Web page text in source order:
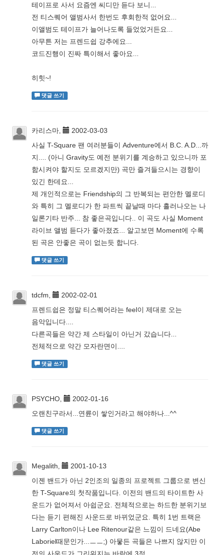
테이프로 사서 요즘엔 씨디만 듣다 보니...
전 티스퀘어 앨범사서 한번도 후회한적 없어요...
이앨범도 테이프가 늘어나도록 들었었거든요...
아무튼 저는 프렌드쉽 강추에요...
코드진행이 진짜 특이해서 좋아요...
히힛~!
댓글 쓰기
카리스마,
2002-03-03
사실 T-Square 팬 여러분들이 Adventure에서 B.C. A.D...까
지.... (아니 Gravity도 예전 분위기를 계승하고 있으니까 포
함시켜야 할지도 모르겠지만) 곡만 즐겨들으시는 경향이
있긴 한데요...
제 개인적으로는 Friendship의 그 반복되는 편안한 멜로디
와 특히 그 멜로디가 한 파트씩 끝날때 마다 흘러나오는 나
일론기타 반주... 참 좋은곡입니다.. 이 곡도 사실 Moment
라이브 앨범 듣다가 좋아졌죠... 알고보면 Moment에 수록
된 곡은 안좋은 곡이 없는듯 합니다.
댓글 쓰기
tdcfm,
2002-02-01
프렌드쉽은 정말 티스퀘어라는 feel이 제대로 오는
음악입니다....
다른곡들은 약간 제 스타일이 아닌거 갔습니다...
전체적으로 약간 모자란면이....
댓글 쓰기
PSYCHO,
2002-01-16
오랜친구라서...연륜이 쌓인거라고 해야하나...^^
댓글 쓰기
Megalith,
2001-10-13
이젠 밴드가 아닌 2인조의 일종의 프로젝트 그룹으로 변신
한 T-Square의 첫작품입니다. 이전의 밴드의 타이트한 사
운드가 없어져서 아쉽군요. 전체적으로는 하드한 분위기보
다는 듣기 편해진 사운드로 바뀌었군요. 특히 1번 트랙은
Larry Carlton이나 Lee Ritenour같은 느낌이 드네요(Abe
Laboriel때문인가...ㅡㅡ;) 아뭏든 곡들은 나쁘지 않지만 이
전의 사운드가 그리워지는 바람에 3점...